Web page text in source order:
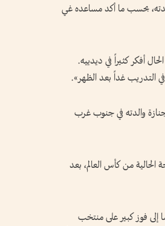
بحسب ما أكد مساعده غي
«بطبيعة الحال أفكر كثيراً في ديدييه.
التدريب غداً بعد الظهر».
والدته في جنوب غرب
الحالية من كأس العالم، بعد
إلى فوز كبير على منتخب